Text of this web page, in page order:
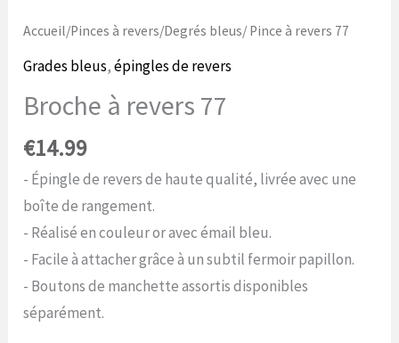
Accueil/Pinces à revers/Degrés bleus/ Pince à revers 77
Grades bleus,épingles de revers
Broche à revers 77
€14.99
- Épingle de revers de haute qualité, livrée avec une
boîte de rangement.
- Réalisé en couleur or avec émail bleu.
- Facile à attacher grâce à un subtil fermoir papillon.
- Boutons de manchette assortis disponibles
séparément.